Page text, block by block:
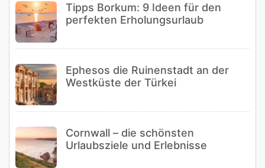
Tipps Borkum: 9 Ideen für den
perfekten Erholungsurlaub
Ephesos die Ruinenstadt an der
Westküste der Türkei
Cornwall – die schönsten
Urlaubsziele und Erlebnisse